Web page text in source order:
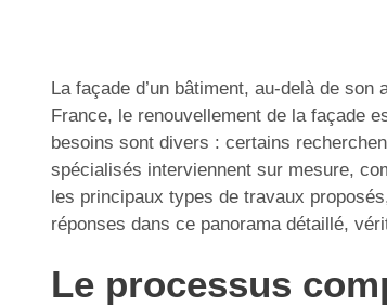
La façade d’un bâtiment, au-delà de
France, le renouvellement de la façade
besoins sont divers : certains
spécialisés interviennent sur mesure,
les principaux types de travaux
réponses dans ce panorama détaillé,
Le processus